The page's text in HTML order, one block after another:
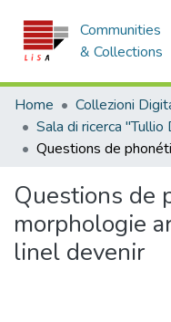
Communities
& Collections
Home
Questions de
morphologie
linel devenir